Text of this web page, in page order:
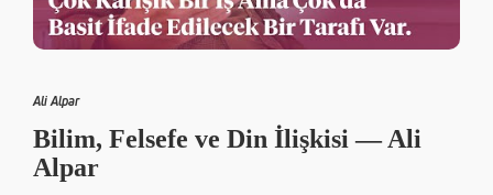
Ali Alpar
Bilim, Felsefe ve Din İlişkisi — Ali
Alpar